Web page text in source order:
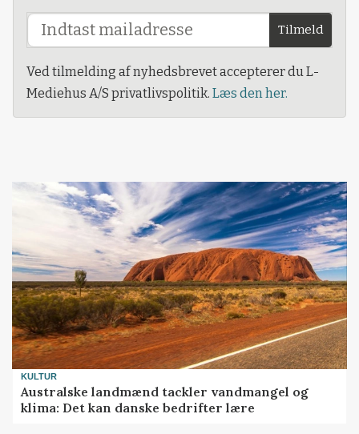
Tilmeld
Ved tilmelding af nyhedsbrevet accepterer du L-
Mediehus A/S privatlivspolitik. Læs den her.
KULTUR
Australske landmænd tackler vandmangel og
klima: Det kan danske bedrifter lære